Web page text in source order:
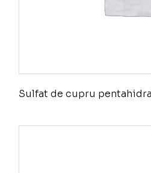
Sulfat de cupru